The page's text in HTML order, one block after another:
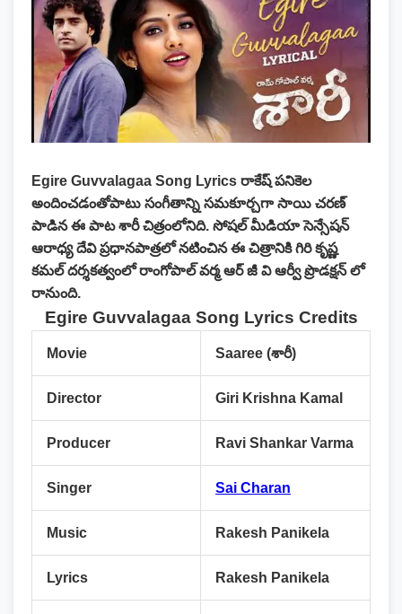
Egire Guvvalagaa Song Lyrics రాకేష్ పనికెల
అందించడంతోపాటు సంగీతాన్ని సమకూర్చగా సాయి చరణ్
పాడిన ఈ పాట శారీ చిత్రంలోనిది. సోషల్ మీడియా సెన్సేషన్
ఆరాధ్య దేవి ప్రధానపాత్రలో నటించిన ఈ చిత్రానికి గిరి కృష్ణ
కమల్ దర్శకత్వంలో రాంగోపాల్ వర్మ ఆర్ జీ వి ఆర్వీ ప్రొడక్షన్ లో
రానుంది.
Egire Guvvalagaa Song Lyrics Credits
Movie Saaree (శారీ)
Director Giri Krishna Kamal
Producer Ravi Shankar Varma
Singer Sai Charan
Music Rakesh Panikela
Lyrics Rakesh Panikela